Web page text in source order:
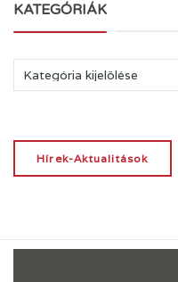
KATEGÓRIÁK
Hírek-Aktualitások